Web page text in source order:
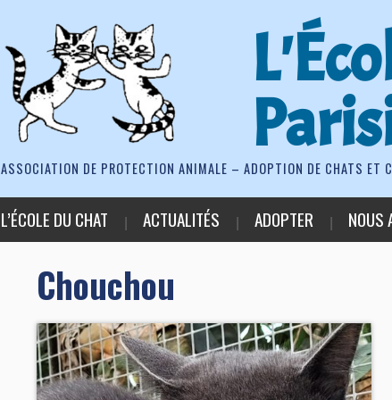
ASSOCIATION DE PROTECTION ANIMALE – ADOPTION DE CHATS ET
L’ÉCOLE DU CHAT ACTUALITÉS ADOPTER NOUS
Chouchou